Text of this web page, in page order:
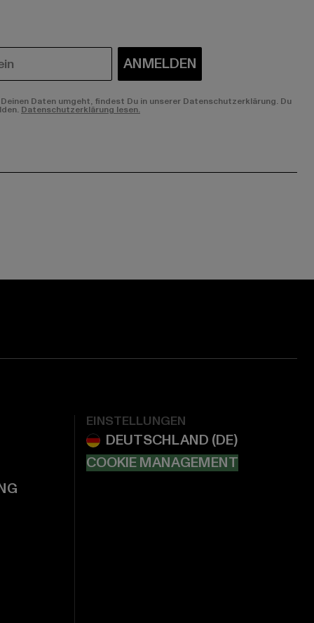
ANMELDEN
Daten umgeht, findest Du in unserer Datenschutzerklärung. Du
Datenschutzerklärung lesen.
EINSTELLUNGEN
COOKIE MANAGEMENT